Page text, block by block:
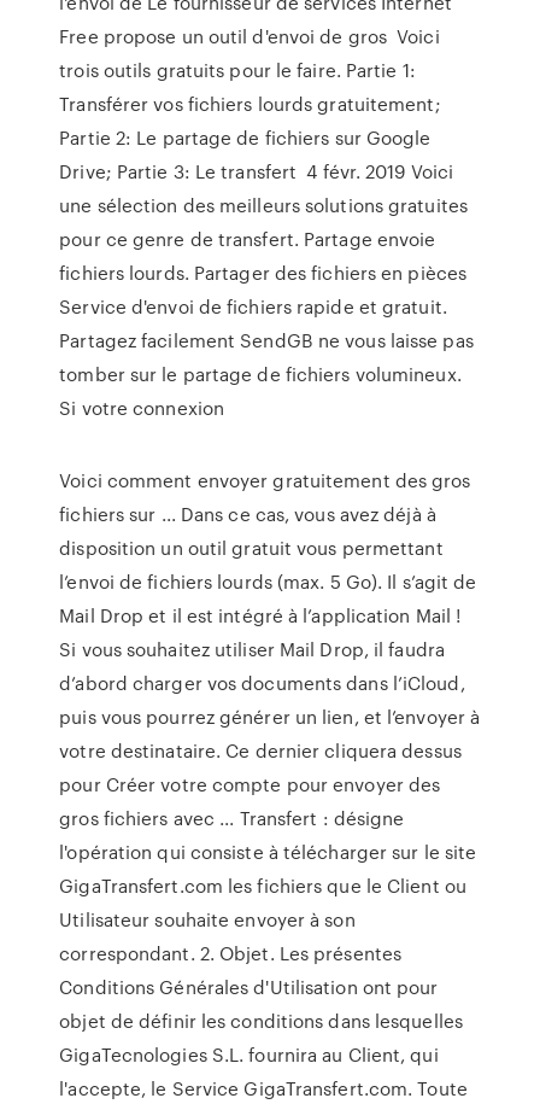
Free propose un outil d'envoi de gros Voici
trois outils gratuits pour le faire. Partie 1:
Transférer vos fichiers lourds gratuitement;
Partie 2: Le partage de fichiers sur Google
Drive; Partie 3: Le transfert 4 févr. 2019 Voici
une sélection des meilleurs solutions gratuites
pour ce genre de transfert. Partage envoie
fichiers lourds. Partager des fichiers en pièces
Service d'envoi de fichiers rapide et gratuit.
Partagez facilement SendGB ne vous laisse pas
tomber sur le partage de fichiers volumineux.
Si votre connexion
Voici comment envoyer gratuitement des gros
fichiers sur ... Dans ce cas, vous avez déjà à
disposition un outil gratuit vous permettant
l’envoi de fichiers lourds (max. 5 Go). Il s’agit de
Mail Drop et il est intégré à l’application Mail !
Si vous souhaitez utiliser Mail Drop, il faudra
d’abord charger vos documents dans l’iCloud,
puis vous pourrez générer un lien, et l’envoyer à
votre destinataire. Ce dernier cliquera dessus
pour Créer votre compte pour envoyer des
gros fichiers avec ... Transfert : désigne
l'opération qui consiste à télécharger sur le site
GigaTransfert.com les fichiers que le Client ou
Utilisateur souhaite envoyer à son
correspondant. 2. Objet. Les présentes
Conditions Générales d'Utilisation ont pour
objet de définir les conditions dans lesquelles
GigaTecnologies S.L. fournira au Client, qui
l'accepte, le Service GigaTransfert.com. Toute